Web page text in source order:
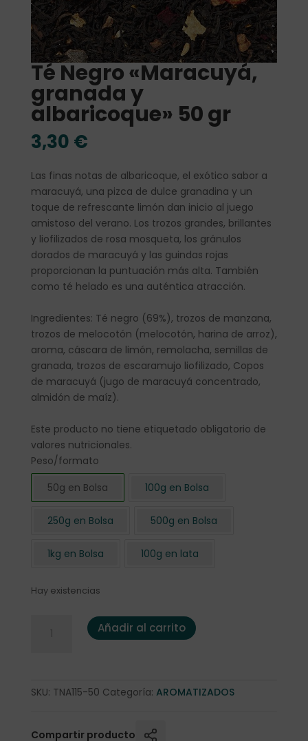
Té Negro «Maracuyá,
granada y
albaricoque» 50 gr
3,30 €
Las finas notas de albaricoque, el exótico sabor a
maracuyá, una pizca de dulce granadina y un
toque de refrescante limón dan inicio al juego
amistoso del verano. Los trozos grandes, brillantes
y liofilizados de rosa mosqueta, los gránulos
dorados de maracuyá y las guindas rojas
proporcionan la puntuación más alta. También
como té helado es una auténtica atracción.
Ingredientes: Té negro (69%), trozos de manzana,
trozos de melocotón (melocotón, harina de arroz),
aroma, cáscara de limón, remolacha, semillas de
granada, trozos de escaramujo liofilizado, Copos
de maracuyá (jugo de maracuyá concentrado,
almidón de maíz).
Este producto no tiene etiquetado obligatorio de
valores nutricionales.
Peso/formato
50g en Bolsa
100g en Bolsa
250g en Bolsa 500g en Bolsa
1kg en Bolsa 100g en lata
Hay existencias
Té Negro "Maracuyá, granada y albaricoque" 50 gr
Añadir al carrito
SKU: TNA115-50 Categoría: AROMATIZADOS
Compartir producto